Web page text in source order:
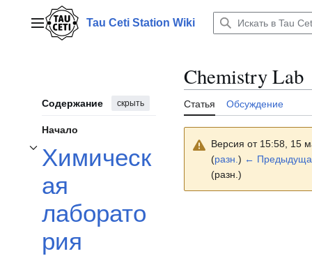
содержаниюГлавное менюTau Ceti Station Wiki
Содержание скрыть
Начало
Химическ
ая
лаборато
рия
Отобразить/Скрыть подраздел Химическая лаборатория
Chemistry Lab
Статья Обсуждение
Версия от 15:58, 15
(разн. ) ←
(разн.)